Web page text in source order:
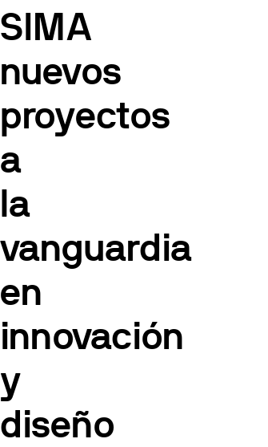
SIMA
nuevos
proyectos
a
la
vanguardia
en
innovación
y
diseño